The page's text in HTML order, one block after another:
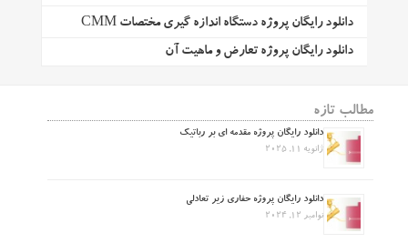
دانلود رایگان پروژه دستگاه اندازه گیری مختصات CMM
دانلود رایگان پروژه تعارض و ماهیت آن
مطالب تازه
دانلود رایگان پروژه مقدمه ای بر رباتیک
ژانویه 11, 2025
دانلود رایگان پروژه حفاری زیر تعادلی
نوامبر 12, 2024